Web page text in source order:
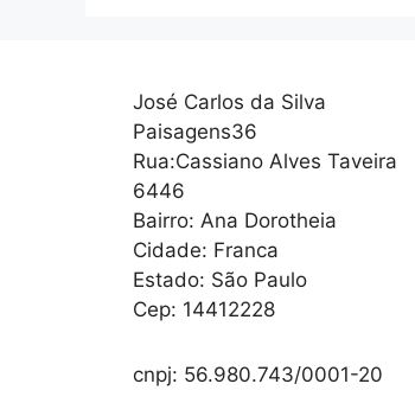
José Carlos da Silva
Paisagens36
Rua:Cassiano Alves Taveira
6446
Bairro: Ana Dorotheia
Cidade: Franca
Estado: São Paulo
Cep: 14412228
cnpj: 56.980.743/0001-20